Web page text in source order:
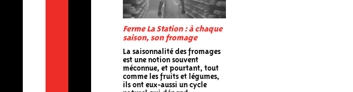
Ferme La Station : à chaque
saison, son fromage
La saisonnalité des fromages
est une notion souvent
méconnue, et pourtant, tout
comme les fruits et légumes,
ils ont eux-aussi un cycle